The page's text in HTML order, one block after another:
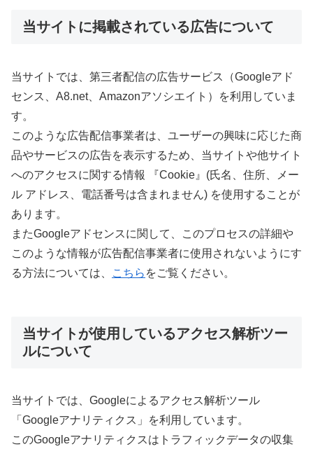
当サイトに掲載されている広告について
当サイトでは、第三者配信の広告サービス（Googleアド
センス、A8.net、Amazonアソシエイト）を利用していま
す。
このような広告配信事業者は、ユーザーの興味に応じた商
品やサービスの広告を表示するため、当サイトや他サイト
へのアクセスに関する情報 『Cookie』(氏名、住所、メー
ル アドレス、電話番号は含まれません) を使用することが
あります。
またGoogleアドセンスに関して、このプロセスの詳細や
このような情報が広告配信事業者に使用されないようにす
る方法については、
こちら をご覧ください。
当サイトが使用しているアクセス解析ツー
ルについて
当サイトでは、Googleによるアクセス解析ツール
「Googleアナリティクス」を利用しています。
このGoogleアナリティクスはトラフィックデータの収集